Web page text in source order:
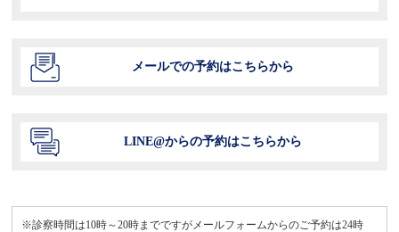
メールでの予約はこちらから
LINE@からの予約はこちらから
※診察時間は10時～20時までですがメールフォームからのご予約は24時